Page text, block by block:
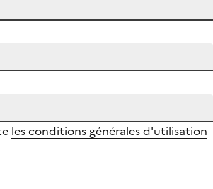
les conditions générales d'utilisation